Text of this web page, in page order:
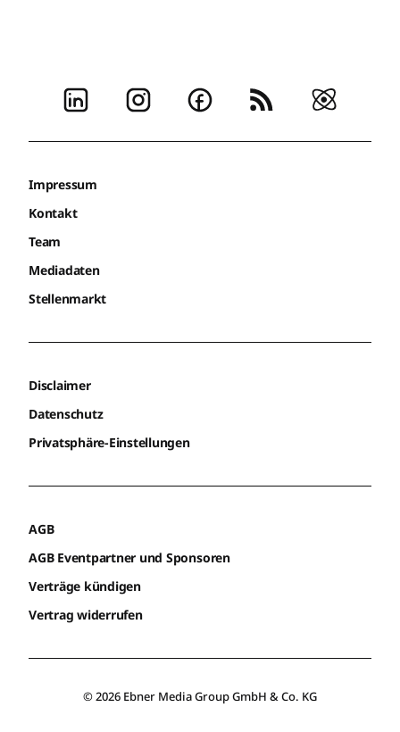
Impressum
Kontakt
Team
Mediadaten
Stellenmarkt
Disclaimer
Datenschutz
Privatsphäre-Einstellungen
AGB
AGB Eventpartner und Sponsoren
Verträge kündigen
Vertrag widerrufen
© 2026 Ebner Media Group GmbH & Co. KG